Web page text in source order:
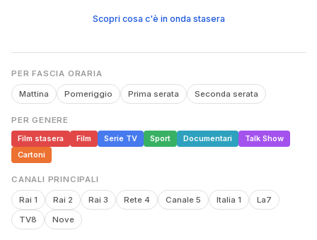
Scopri cosa c'è in onda stasera
PER FASCIA ORARIA
Mattina Pomeriggio Prima serata Seconda serata
PER GENERE
Film stasera
Film Serie TV Sport Documentari
Talk Show
Cartoni
CANALI PRINCIPALI
Rai 1 Rai 2 Rai 3 Rete 4 Canale 5 Italia 1
La7
TV8
Nove